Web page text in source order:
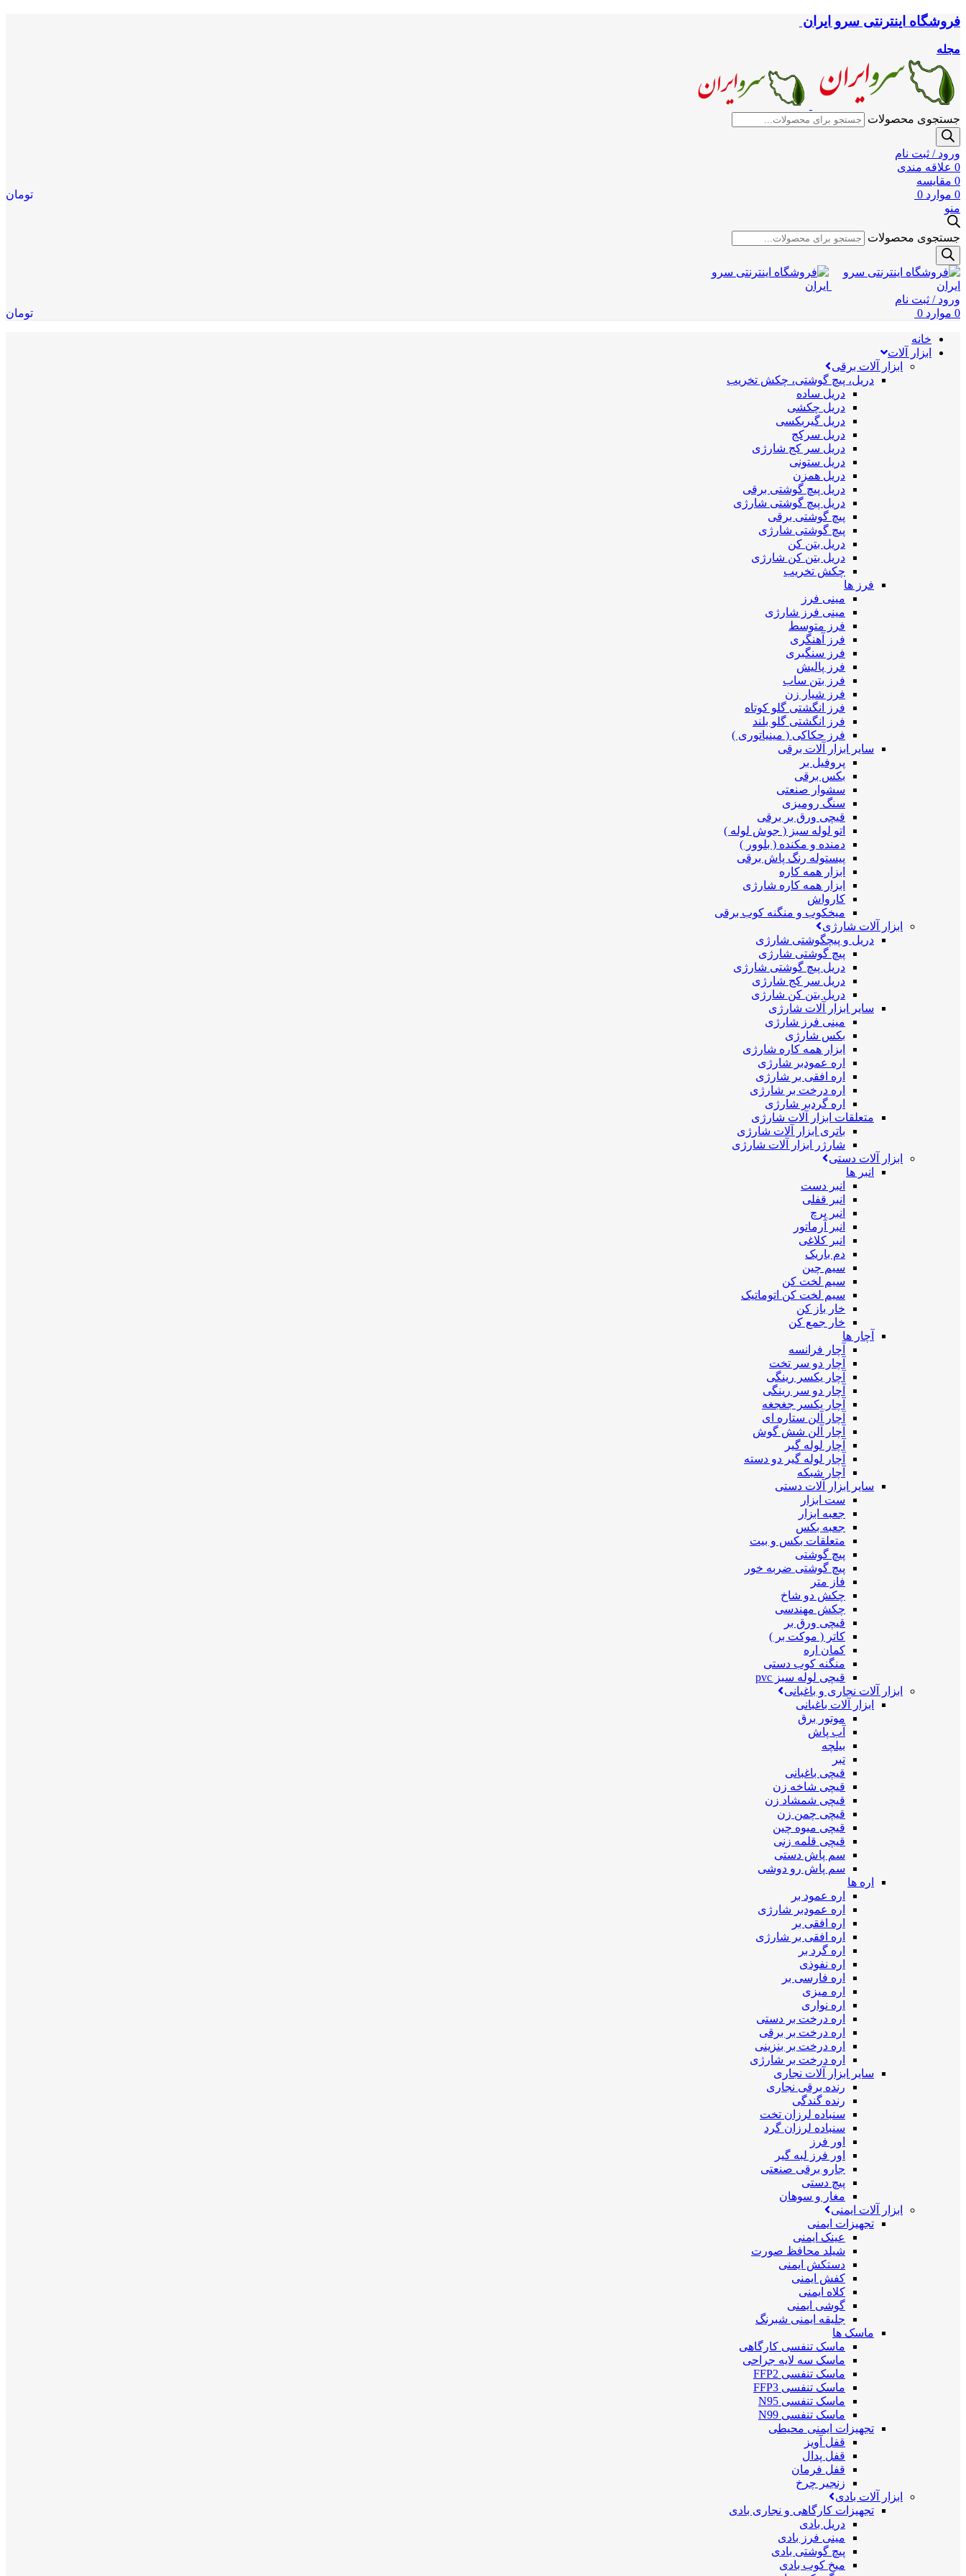
فروشگاه اینترنتی سرو ایران
مجله
جستجوی محصولات
ورود / ثبت نام
0 علاقه مندی
0 مقایسه
0 موارد 0
تومان
منو
جستجوی محصولات
ورود / ثبت نام
0 موارد 0 تومان
خانه
ابزار آلات
ابزار آلات برقی
دریل، پیچ گوشتی، چکش تخریب
دریل ساده
دریل چکشی
دریل گیربکسی
دریل سرکج
دریل سر کج شارژی
دریل ستونی
دریل همزن
دریل پیچ گوشتی برقی
دریل پیچ گوشتی شارژی
پیچ گوشتی برقی
پیچ گوشتی شارژی
دریل بتن کن
دریل بتن کن شارژی
چکش تخریب
فرز ها
مینی فرز
مینی فرز شارژی
فرز متوسط
فرز آهنگری
فرز سنگبری
فرز پالیش
فرز بتن ساب
فرز شیار زن
فرز انگشتی گلو کوتاه
فرز انگشتی گلو بلند
فرز حکاکی ( مینیاتوری )
سایر ابزار آلات برقی
پروفیل بر
بکس برقی
سشوار صنعتی
سنگ رومیزی
قیچی ورق بر برقی
اتو لوله سبز ( جوش لوله )
دمنده و مکنده ( بلوور )
پیستوله رنگ پاش برقی
ابزار همه کاره
ابزار همه کاره شارژی
کارواش
میخکوب و منگنه کوب برقی
ابزار آلات شارژی
دریل و پیچگوشتی شارژی
پیچ گوشتی شارژی
دریل پیچ گوشتی شارژی
دریل سر کج شارژی
دریل بتن کن شارژی
سایر ابزار آلات شارژی
مینی فرز شارژی
بکس شارژی
ابزار همه کاره شارژی
اره عمودبر شارژی
اره افقی بر شارژی
اره درخت بر شارژی
اره گردبر شارژی
متعلقات ابزار آلات شارژی
باتری ابزار آلات شارژی
شارژر ابزار آلات شارژی
ابزار آلات دستی
انبر ها
انبر دست
انبر قفلی
انبر پرچ
انبر آرماتور
انبر کلاغی
دم باریک
سیم چین
سیم لخت کن
سیم لخت کن اتوماتیک
خار باز کن
خار جمع کن
آچار ها
آچار فرانسه
آچار دو سر تخت
آچار یکسر رینگی
آچار دو سر رینگی
آچار یکسر جغجغه
آچار آلن ستاره ای
آچار آلن شش گوش
آچار لوله گیر
آچار لوله گیر دو دسته
آچار شبکه
سایر ابزار آلات دستی
ست ابزار
جعبه ابزار
جعبه بکس
متعلقات بکس و بیت
پیچ گوشتی
پیچ گوشتی ضربه خور
فاز متر
چکش دو شاخ
چکش مهندسی
قیچی ورق بر
کاتر ( موکت بر )
کمان اره
منگنه کوب دستی
قیچی لوله سبز pvc
ابزار آلات نجاری و باغبانی
ابزار آلات باغبانی
موتور برق
آب پاش
بیلچه
تبر
قیچی باغبانی
قیچی شاخه زن
قیچی شمشاد زن
قیچی چمن زن
قیچی میوه چین
قیچی قلمه زنی
سم پاش دستی
سم پاش رو دوشی
اره ها
اره عمود بر
اره عمودبر شارژی
اره افقی بر
اره افقی بر شارژی
اره گرد بر
اره نفوذی
اره فارسی بر
اره میزی
اره نواری
اره درخت بر دستی
اره درخت بر برقی
اره درخت بر بنزینی
اره درخت بر شارژی
سایر ابزار آلات نجاری
رنده برقی نجاری
رنده گندگی
سنباده لرزان تخت
سنباده لرزان گرد
اور فرز
اور فرز لبه گیر
جارو برقی صنعتی
پیچ دستی
مغار و سوهان
ابزار آلات ایمنی
تجهیزات ایمنی
عینک ایمنی
شیلد محافظ صورت
دستکش ایمنی
کفش ایمنی
کلاه ایمنی
گوشی ایمنی
جلیقه ایمنی شبرنگ
ماسک ها
ماسک تنفسی کارگاهی
ماسک سه لایه جراحی
ماسک تنفسی FFP2
ماسک تنفسی FFP3
ماسک تنفسی N95
ماسک تنفسی N99
تجهیزات ایمنی محیطی
قفل آویز
قفل پدال
قفل فرمان
زنجیر چرخ
ابزار آلات بادی
تجهیزات کارگاهی و نجاری بادی
دریل بادی
مینی فرز بادی
پیچ گوشتی بادی
میخ کوب بادی